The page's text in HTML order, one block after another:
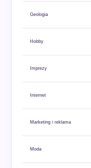
Geologia
Hobby
Imprezy
Internet
Marketing i reklama
Moda